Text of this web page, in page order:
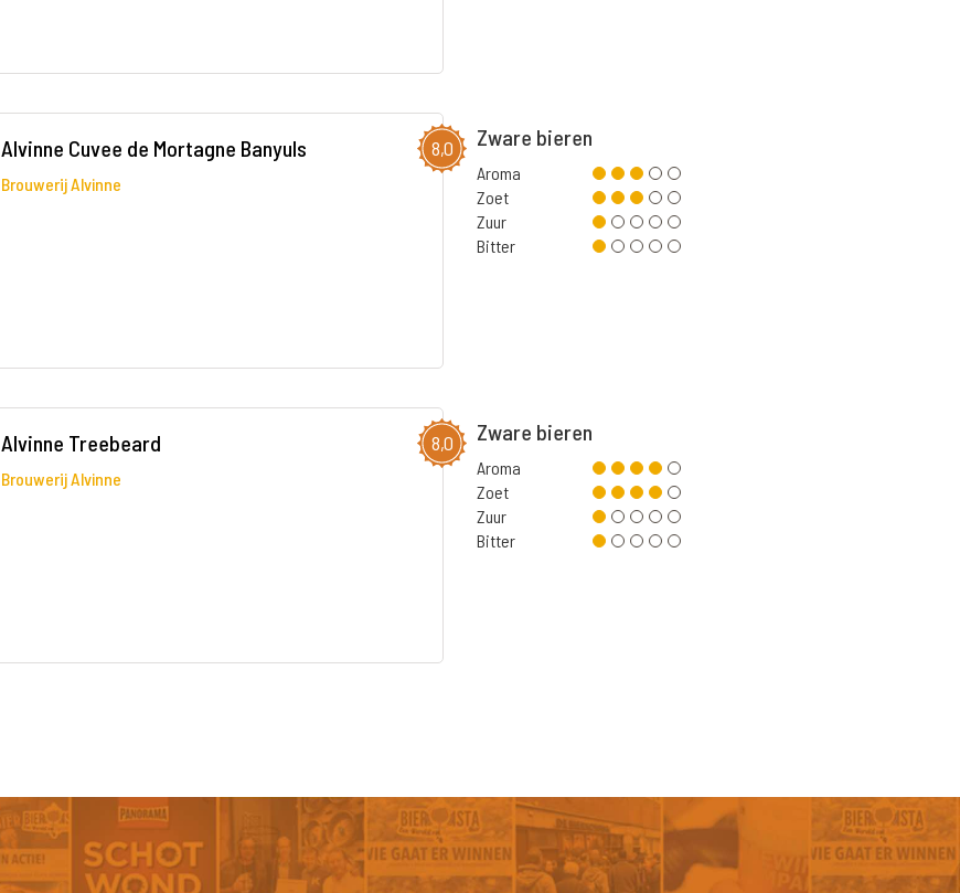
8,0
Alvinne Cuvee de Mortagne Banyuls
Brouwerij Alvinne
Zware bieren
Aroma
Zoet
Zuur
Bitter
8,0
Alvinne Treebeard
Brouwerij Alvinne
Zware bieren
Aroma
Zoet
Zuur
Bitter